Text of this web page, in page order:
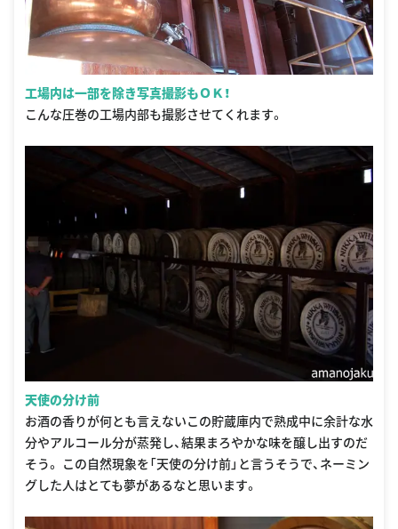
工場内は一部を除き写真撮影もＯＫ！
こんな圧巻の工場内部も撮影させてくれます。
天使の分け前
お酒の香りが何とも言えないこの貯蔵庫内で熟成中に余計な水
分やアルコール分が蒸発し、結果まろやかな味を醸し出すのだ
そう。 この自然現象を「天使の分け前」と言うそうで、ネーミン
グした人はとても夢があるなと思います。